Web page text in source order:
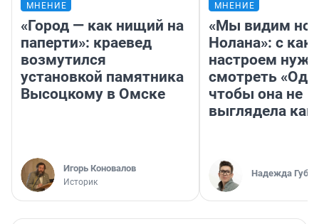
МНЕНИЕ
«Город — как нищий на
паперти»: краевед
возмутился
установкой памятника
Высоцкому в Омске
Игорь Коновалов
Историк
МНЕНИЕ
«Мы видим
Нолана»: с
настроем
смотреть
чтобы она не
выглядела как
Надежда